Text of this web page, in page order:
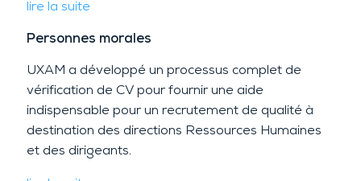
lire la suite
Personnes morales
UXAM a développé un processus complet de
vérification de CV pour fournir une aide
indispensable pour un recrutement de qualité à
destination des directions Ressources Humaines
et des dirigeants.